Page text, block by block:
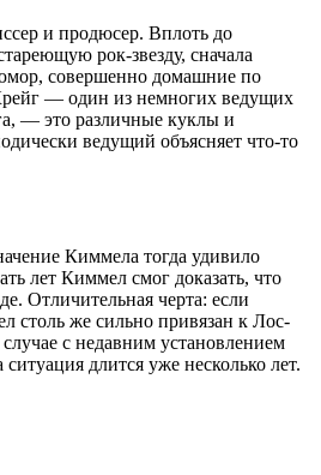
и продюсер. Вплоть до
рок-звезду, сначала
совершенно домашние по
— один из немногих ведущих
— это различные куклы и
ведущий объясняет что-то
Киммела тогда удивило
лет Киммел смог доказать, что
Отличительная черта: если
столь же сильно привязан к Лос-
с недавним установлением
длится уже несколько лет.